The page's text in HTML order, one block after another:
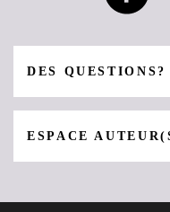
DES
ESPACE